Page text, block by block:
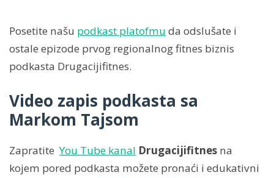
Posetite našu podkast platofmu da odslušate i
ostale epizode prvog regionalnog fitnes biznis
podkasta Drugacijifitnes.
Video zapis podkasta sa
Markom Tajsom
ZapratiteYou Tube kanal Drugacijifitnes na
kojem pored podkasta možete pronaći i edukativni